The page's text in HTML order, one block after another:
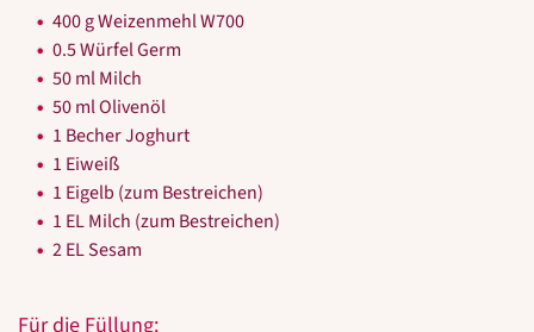
400 g Weizenmehl W700
0.5 Würfel Germ
50 ml Milch
50 ml Olivenöl
1 Becher Joghurt
1 Eiweiß
1 Eigelb (zum Bestreichen)
1 EL Milch (zum Bestreichen)
2 EL Sesam
Für die Füllung: